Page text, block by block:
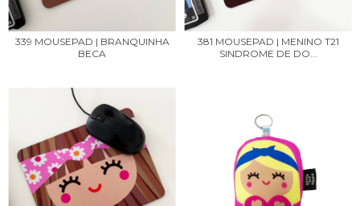
339 MOUSEPAD | BRANQUINHA
BECA
381 MOUSEPAD | MENINO T21
SINDROME DE DO...